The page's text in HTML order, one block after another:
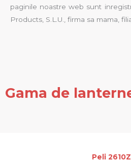
paginile noastre web sunt
Products, S.L.U., firma sa mama,
Gama de
Peli